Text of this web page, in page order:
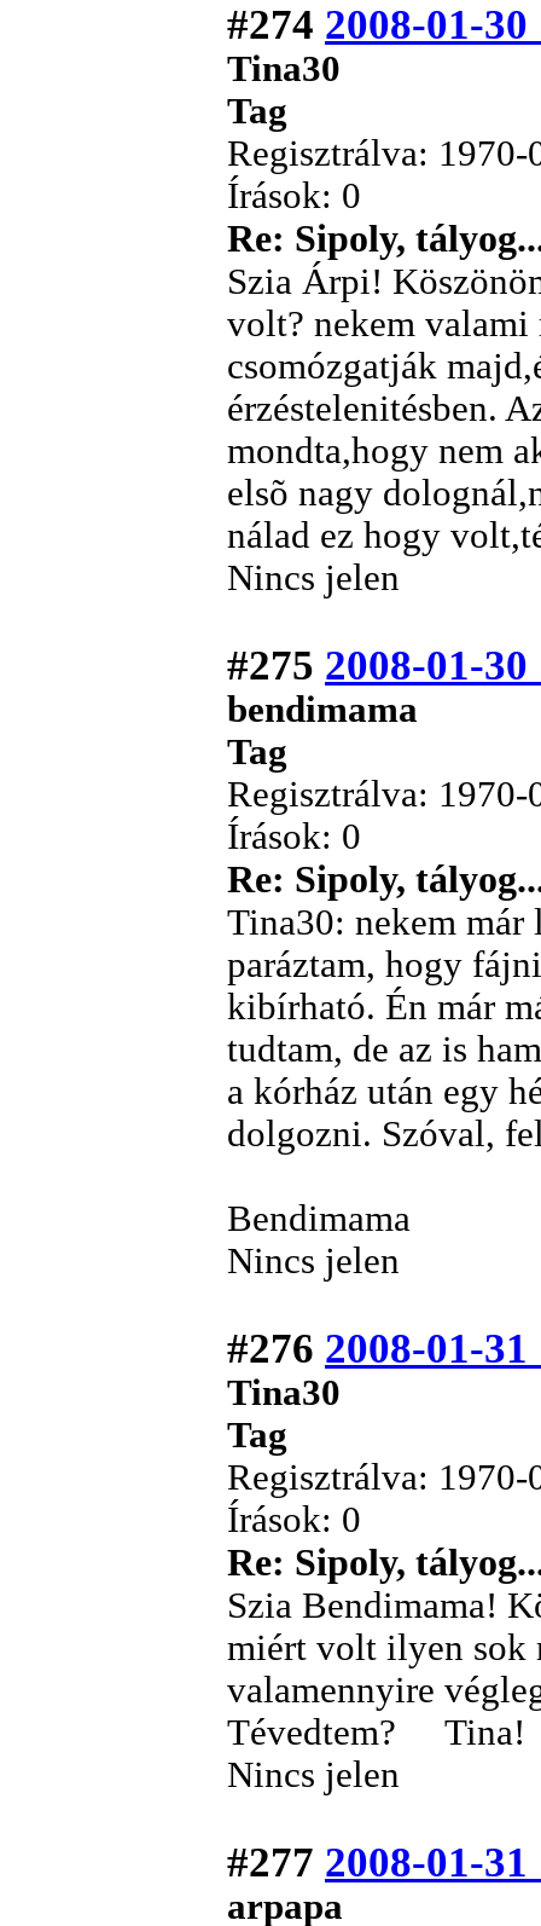
#274 2008-01-30
Tina30
Tag
Regisztrálva: 1970-
Írások: 0
Re: Sipoly,
Szia Árpi!
volt? nekem valami
csomózgatják
érzéstelenitésben.
mondta,hogy nem
elsõ nagy
nálad ez hogy
Nincs jelen
#275 2008-01-30
bendimama
Tag
Regisztrálva: 1970-
Írások: 0
Re: Sipoly,
Tina30: nekem
paráztam, hogy
kibírható. Én már
tudtam, de az is
a kórház után egy
dolgozni. Szóval,
Bendimama
Nincs jelen
#276 2008-01-31
Tina30
Tag
Regisztrálva: 1970-
Írások: 0
Re: Sipoly,
Szia Bendimama!
miért volt ilyen sok
valamennyire
Tévedtem? Tina!
Nincs jelen
#277 2008-01-31
arpapa